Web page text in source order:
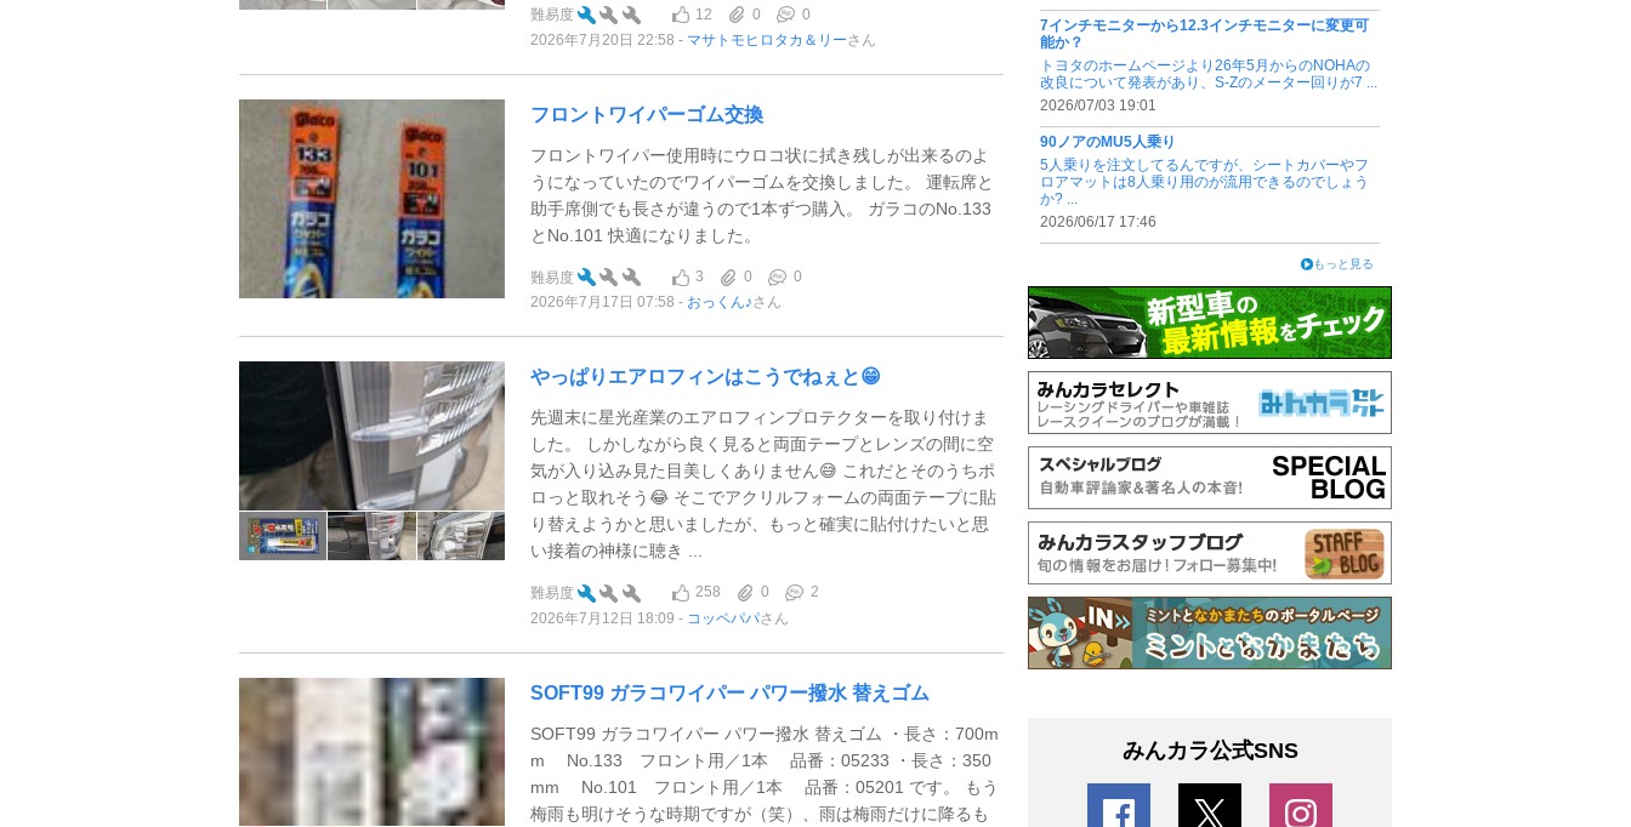
難易度 12 0
0
2026年7月20日 22:58
マサトモヒロタカ＆リーさん
フロントワイパーゴム交換
フロントワイパー使用時にウロコ状に拭き残しが出来るのよ
うになっていたのでワイパーゴムを交換しました。 運転席と
助手席側でも長さが違うので1本ずつ購入。 ガラコのNo.133
とNo.101 快適になりました。
難易度 3 0
0
2026年7月17日 07:58
おっくん♪さん
やっぱりエアロフィンはこうでねぇと😁
先週末に星光産業のエアロフィンプロテクターを取り付けま
した。 しかしながら良く見ると両面テープとレンズの間に空
気が入り込み見た目美しくありません😅 これだとそのうちポ
ロっと取れそう😂 そこでアクリルフォームの両面テープに貼
り替えようかと思いましたが、もっと確実に貼付けたいと思
い接着の神様に聴き ...
難易度 258 0
2
2026年7月12日 18:09
コッペパパさん
SOFT99 ガラコワイパー パワー撥水 替えゴム
SOFT99 ガラコワイパー パワー撥水 替えゴム ・長さ：700m
m No.133 フロント用／1本 品番：05233 ・長さ：350
mm No.101 フロント用／1本 品番：05201 です。 もう
梅雨も明けそうな時期ですが（笑）、雨は梅雨だけに降るも
7インチモニターから12.3インチモニターに変更可
能か？
トヨタのホームページより26年5月からのNOHAの
改良について発表があり、S-Zのメーター回りが7 ...
2026/07/03 19:01
90ノアのMU5人乗り
5人乗りを注文してるんですが、シートカバーやフ
ロアマットは8人乗り用のが流用できるのでしょう
か? ...
2026/06/17 17:46
もっと見る
みんカラ公式SNS